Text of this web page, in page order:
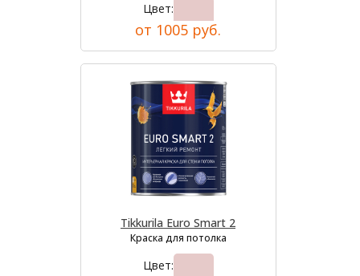
Цвет:
от 1005 руб.
Tikkurila Euro Smart 2
Краска для потолка
Цвет: